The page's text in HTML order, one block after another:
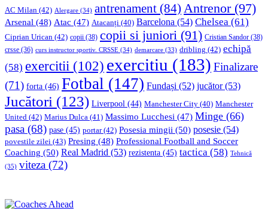
AC Milan (42) Alergare (34) antrenament (84) Antrenor(97)
Arsenal (48) Atac (47) Atacanți (40) Barcelona (54) Chelsea (61)
Ciprian Urican (42) copii (38) copii si juniori (91) Cristian Sandor (38)
crsse (36) curs instructor sportiv. CRSSE (34) demarcare (33) dribling (42) echipă
(58) exercitii (102) exercitiu (183) Finalizare
(71) forta (46) Fotbal (147) Fundași (52) jucător(53)
Jucători (123) Liverpool (44) Manchester City (40) Manchester
United (42) Marius Dulca (41) Massimo Lucchesi (47) Minge (66)
pasa (68) pase (45) portar(42) Posesia mingii (50) posesie (54)
povestile zilei (43) Presing (48) Professional Football and Soccer
Coaching (50) Real Madrid (53) rezistenta (45) tactica (58) Tehnică
(35) viteza (72)